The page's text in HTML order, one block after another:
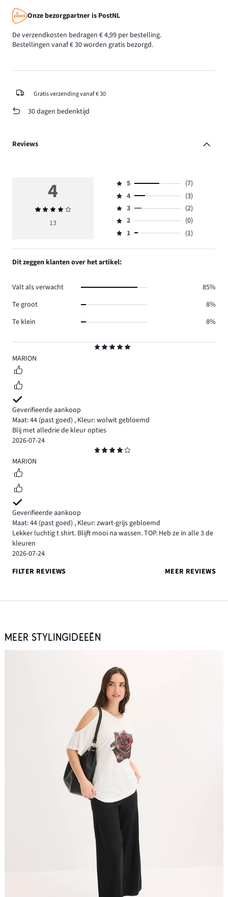
Onze bezorgpartner is PostNL
De verzendkosten bedragen € 4,99 per bestelling.
Bestellingen vanaf € 30 worden gratis bezorgd.
Gratis verzending vanaf € 30
30 dagen bedenktijd
Reviews
5
MARION
Geverifieerde aankoop
Maat: 44 (past goed) , Kleur: wolwit gebloemd
Blij met alledrie de kleur opties
2026-07-24
4
MARION
Geverifieerde aankoop
Maat: 44 (past goed) , Kleur: zwart-grijs gebloemd
Lekker luchtig t shirt. Blijft mooi na wassen. TOP. Heb ze in alle 3 de
kleuren
2026-07-24
FILTER REVIEWS
MEER REVIEWS
4
Gemiddelde
beoordeling
13
Beoordeling
5,
aantal
reviews
7.
5
(7)
Beoordeling
4,
aantal
reviews
4
(3)
Beoordeling
3,
aantal
3
(2)
Beoordeling
2,
0.
2
(0)
Beoordeling
1,
aantal
reviews
1 (1)
Dit zeggen klanten over het artikel:
Valt als verwacht
85%
Te groot
8%
Te klein
8%
MEER STYLINGIDEEËN